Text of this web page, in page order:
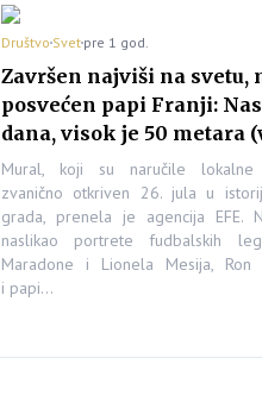
DruštvoSvetpre 1 god.
Završen najviši na svetu,
posvećen papi Franji:
dana, visok je 50 metara
Mural, koji su naručile
zvanično otkriven 26. jula u
grada, prenela je agencija EFE.
naslikao portrete fudbalskih
Maradone i Lionela Mesija, Ron
i papi…